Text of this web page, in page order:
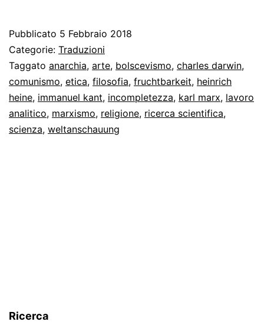
Weltanschauung
Pubblicato 5 Febbraio 2018
Categorie: Traduzioni
Taggato anarchia, arte, bolscevismo, charles darwin,
comunismo, etica, filosofia, fruchtbarkeit, heinrich
heine, immanuel kant, incompletezza, karl marx, lavoro
analitico, marxismo, religione, ricerca scientifica,
scienza, weltanschauung
Ricerca